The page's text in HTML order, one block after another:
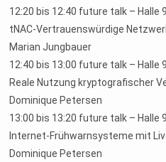
12:20 bis 12:40 future talk – Halle
tNAC-Vertrauenswürdige
Marian Jungbauer
12:40 bis 13:00 future talk – Halle
Reale Nutzung kryptografischer
Dominique Petersen
13:00 bis 13:20 future talk – Halle
Internet-Frühwarnsysteme mit
Dominique Petersen